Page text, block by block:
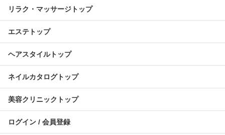
リラク・マッサージトップ
エステトップ
ヘアスタイルトップ
ネイルカタログトップ
美容クリニックトップ
ログイン / 会員登録